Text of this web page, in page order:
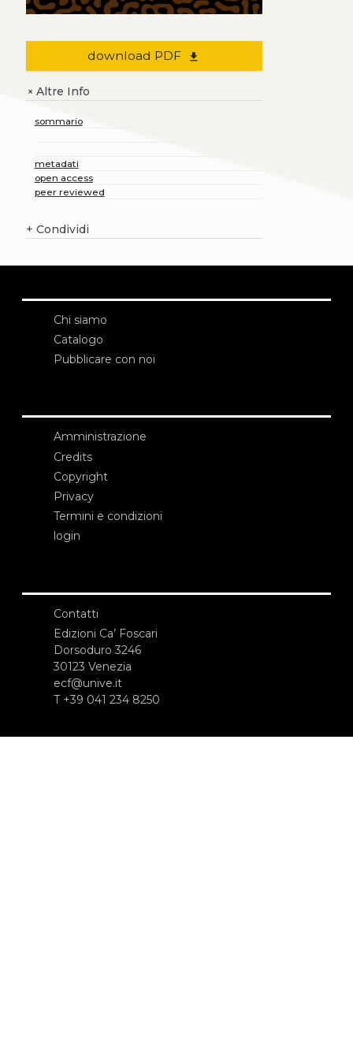
download PDF file_download
+Altre Info
sommario
metadati
open access
peer reviewed
+ Condividi
Chi siamo
Catalogo
Pubblicare con noi
Amministrazione
Credits
Copyright
Privacy
Termini e condizioni
login
Contatti
Edizioni Ca’ Foscari
Dorsoduro 3246
30123 Venezia
ecf@unive.it
T +39 041 234 8250